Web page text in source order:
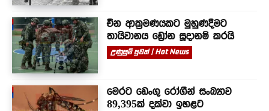
චීන ආක්‍රමණයකට මුහුණදීමට
තායිවානය ඩ්‍රෝන සූදානම් කරයි
උණුසුම් පුවත් | Hot News
මෙරට ඩෙංගු රෝගීන් සංඛ්‍යාව
89,395ක් දක්වා ඉහළට